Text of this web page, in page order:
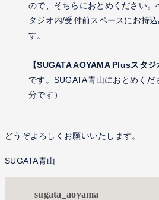
ので、そちらにおとめください。
タジオ内/受付前スペースにお持
す。
【SUGATA AOYAMA Plusスタジ
です。SUGATA青山におとめく
分です）
どうぞよろしくお願いいたします。
SUGATA青山
sugata_aoyama